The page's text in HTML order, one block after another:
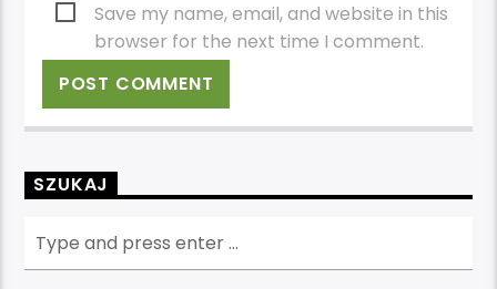
Save my name, email, and website in this
browser for the next time I comment.
SZUKAJ